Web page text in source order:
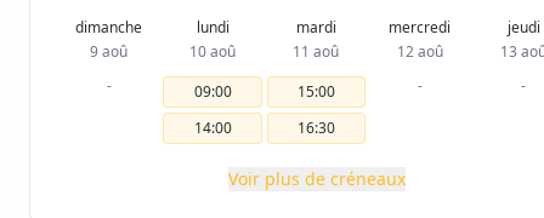
dimanche
9 aoû
-
lundi
10 aoû
09:00
14:00
mardi
11 aoû
15:00
16:30
mercredi
12 aoû
-
jeudi
13
-
Voir plus de créneaux